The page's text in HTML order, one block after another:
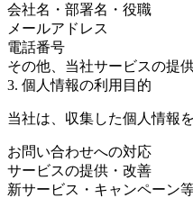
会社名・部署名・役職
メールアドレス
電話番号
その他、当社サービスの提
3. 個人情報の利用目的
当社は、収集した個人情報
お問い合わせへの対応
サービスの提供・改善
新サービス・キャンペーン